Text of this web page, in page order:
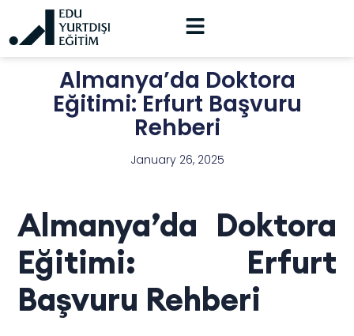
Almanya’da Doktora
Eğitimi: Erfurt Başvuru
Rehberi
January 26, 2025
Almanya’da Doktora
Eğitimi: Erfurt
Başvuru Rehberi